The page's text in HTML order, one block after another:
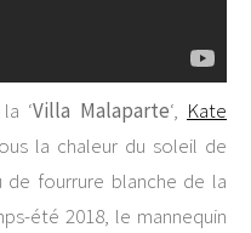
‘Villa Malaparte‘, Kate
la chaleur du soleil de
de fourrure blanche de la
été 2018, le mannequin